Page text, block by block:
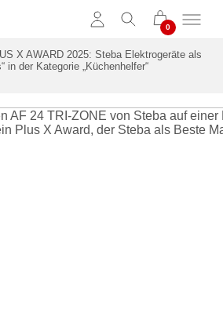
X AWARD 2025: Steba Elektrogeräte als
in der Kategorie „Küchenhelfer“